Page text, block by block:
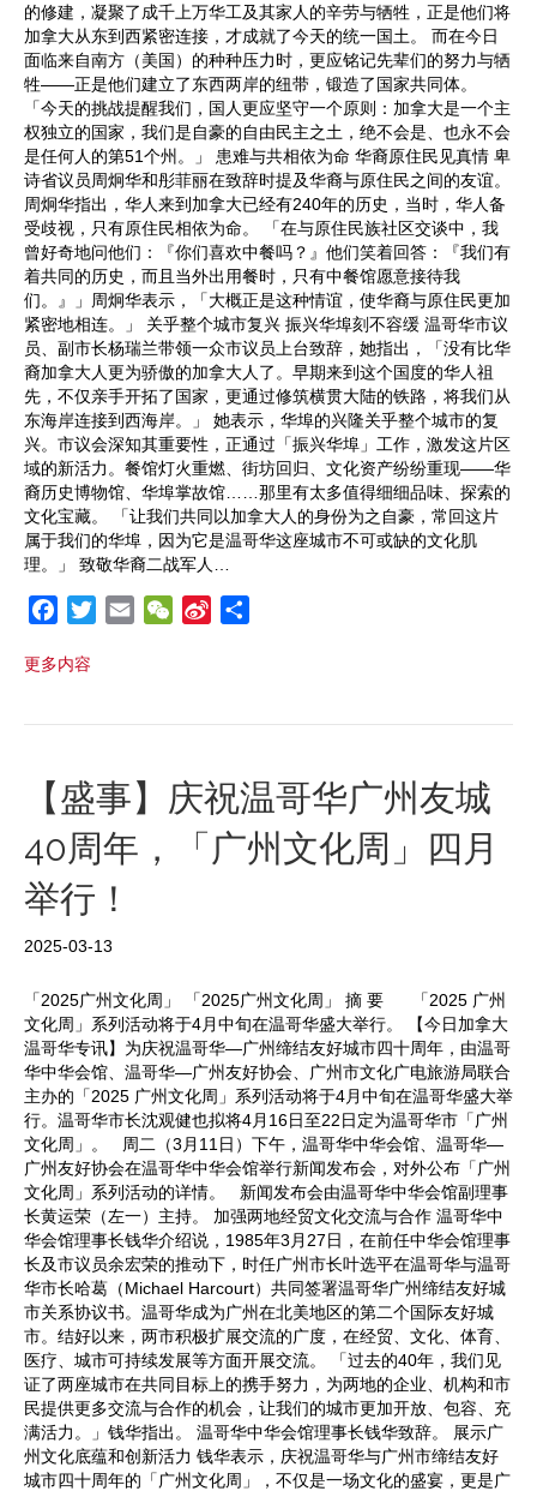
的修建，凝聚了成千上万华工及其家人的辛劳与牺牲，正是他们将
加拿大从东到西紧密连接，才成就了今天的统一国土。 而在今日
面临来自南方（美国）的种种压力时，更应铭记先辈们的努力与牺
牲——正是他们建立了东西两岸的纽带，锻造了国家共同体。
「今天的挑战提醒我们，国人更应坚守一个原则：加拿大是一个主
权独立的国家，我们是自豪的自由民主之土，绝不会是、也永不会
是任何人的第51个州。」 患难与共相依为命 华裔原住民见真情 卑
诗省议员周炯华和彤菲丽在致辞时提及华裔与原住民之间的友谊。
周炯华指出，华人来到加拿大已经有240年的历史，当时，华人备
受歧视，只有原住民相依为命。 「在与原住民族社区交谈中，我
曾好奇地问他们：『你们喜欢中餐吗？』他们笑着回答：『我们有
着共同的历史，而且当外出用餐时，只有中餐馆愿意接待我
们。』」周炯华表示，「大概正是这种情谊，使华裔与原住民更加
紧密地相连。」 关乎整个城市复兴 振兴华埠刻不容缓 温哥华市议
员、副市长杨瑞兰带领一众市议员上台致辞，她指出，「没有比华
裔加拿大人更为骄傲的加拿大人了。早期来到这个国度的华人祖
先，不仅亲手开拓了国家，更通过修筑横贯大陆的铁路，将我们从
东海岸连接到西海岸。」 她表示，华埠的兴隆关乎整个城市的复
兴。市议会深知其重要性，正通过「振兴华埠」工作，激发这片区
域的新活力。餐馆灯火重燃、街坊回归、文化资产纷纷重现——华
裔历史博物馆、华埠掌故馆……那里有太多值得细细品味、探索的
文化宝藏。 「让我们共同以加拿大人的身份为之自豪，常回这片
属于我们的华埠，因为它是温哥华这座城市不可或缺的文化肌
理。」 致敬华裔二战军人…
c
b
o
k
t
r
l
W
a
W
i
b
o
e
更多内容
【盛事】庆祝温哥华广州友城
40周年，「广州文化周」四月
举行！
2025-03-13
「2025广州文化周」 「2025广州文化周」 摘 要 「2025 广州
文化周」系列活动将于4月中旬在温哥华盛大举行。 【今日加拿大
温哥华专讯】为庆祝温哥华—广州缔结友好城市四十周年，由温哥
华中华会馆、温哥华—广州友好协会、广州市文化广电旅游局联合
主办的「2025 广州文化周」系列活动将于4月中旬在温哥华盛大举
行。温哥华市长沈观健也拟将4月16日至22日定为温哥华市「广州
文化周」。 周二（3月11日）下午，温哥华中华会馆、温哥华—
广州友好协会在温哥华中华会馆举行新闻发布会，对外公布「广州
文化周」系列活动的详情。 新闻发布会由温哥华中华会馆副理事
长黄运荣（左一）主持。 加强两地经贸文化交流与合作 温哥华中
华会馆理事长钱华介绍说，1985年3月27日，在前任中华会馆理事
长及市议员余宏荣的推动下，时任广州市长叶选平在温哥华与温哥
华市长哈葛（Michael Harcourt）共同签署温哥华广州缔结友好城
市关系协议书。温哥华成为广州在北美地区的第二个国际友好城
市。结好以来，两市积极扩展交流的广度，在经贸、文化、体育、
医疗、城市可持续发展等方面开展交流。 「过去的40年，我们见
证了两座城市在共同目标上的携手努力，为两地的企业、机构和市
民提供更多交流与合作的机会，让我们的城市更加开放、包容、充
满活力。」钱华指出。 温哥华中华会馆理事长钱华致辞。 展示广
州文化底蕴和创新活力 钱华表示，庆祝温哥华与广州市缔结友好
城市四十周年的「广州文化周」，不仅是一场文化的盛宴，更是广